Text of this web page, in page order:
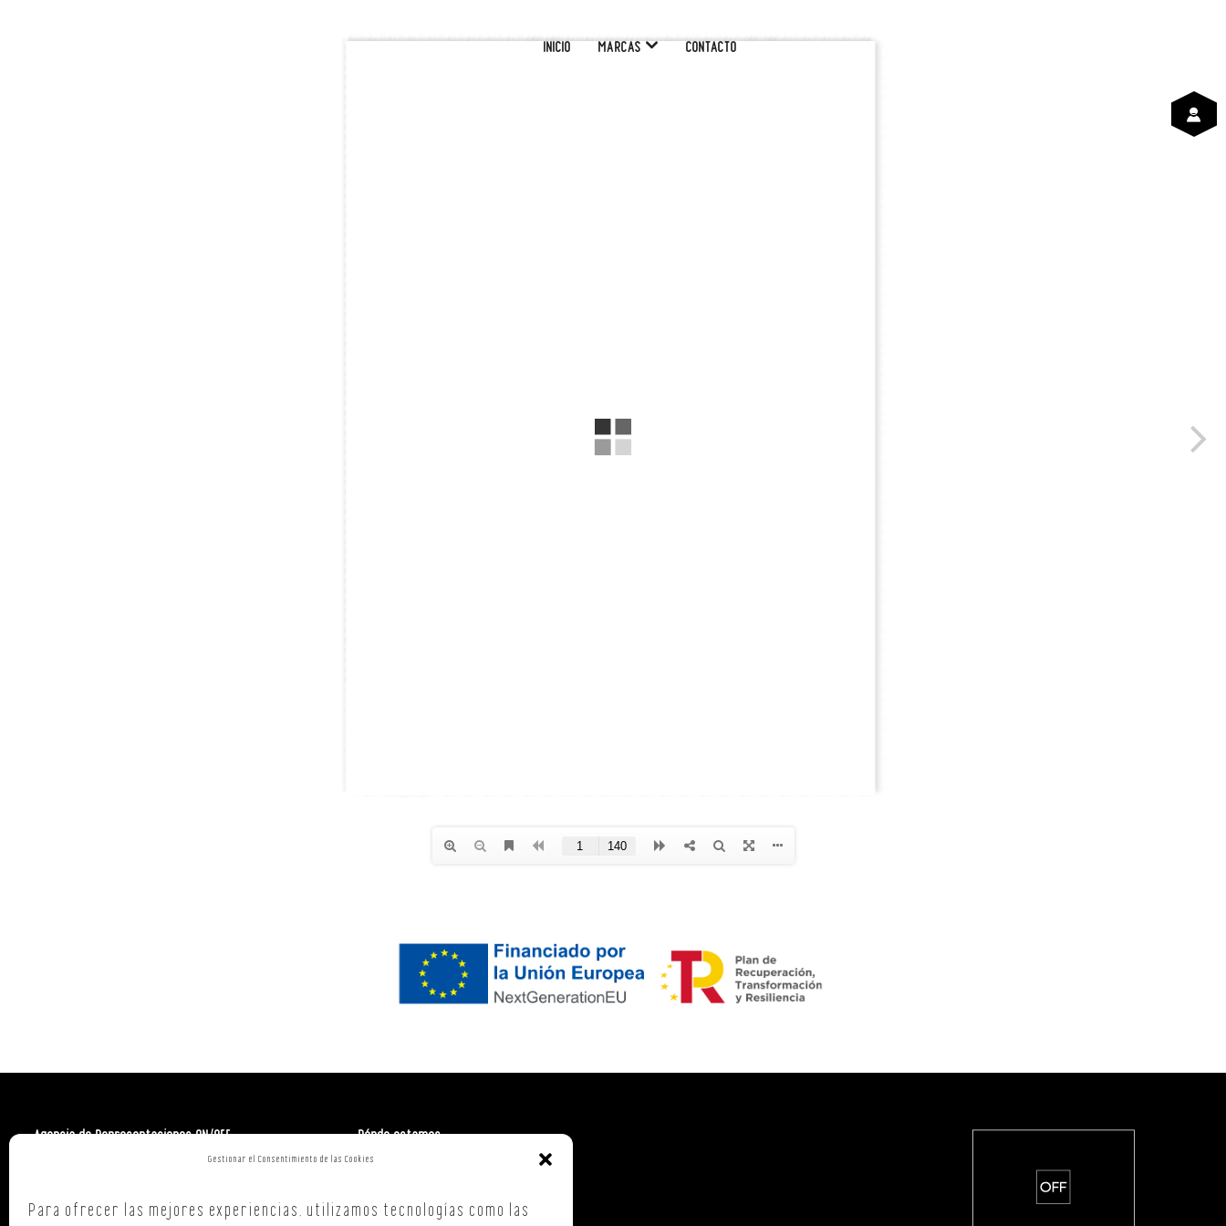
Gestionar el Consentimiento de las Cookies
Para ofrecer las mejores experiencias, utilizamos tecnologías como las
INICIO MARCAS CONTACTO
Agencia de Representaciones ON/OFF Dónde estamos
Santiago de Compostela